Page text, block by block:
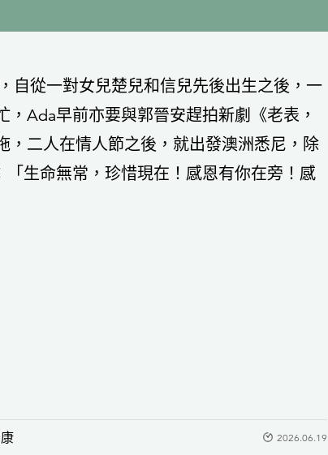
自從一對女兒楚兒和信兒先後出生之後，一
Ada早前亦要與郭晉安趕拍新劇《老表，
二人在情人節之後，就出發澳洲悉尼，除
生命無常，珍惜現在！感恩有你在旁！感
2026.06.19